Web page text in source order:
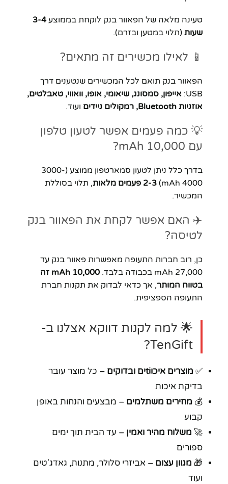
טעינה מלאה של הפאוור בנק לוקחת בממוצע3-4
שעות (תלוי במטען ובזרם).
📱 לאילו מכשירים זה מתאים?
הפאוור בנק תואם לכל המכשירים שנטענים דרך
USB: אייפון, סמסונג, שיאומי, אופו, וואווי, טאבלטים,
אוזניות Bluetooth, רמקולים ניידים
ועוד.
💡 כמה פעמים אפשר לטעון טלפון
עם 10,000 mAh?
בדרך כלל ניתן לטעון סמארטפון ממוצע (3000-
4000 mAh)
2-3 פעמים מלאות
, תלוי בסוללת
המכשיר.
✈️ האם אפשר לקחת את הפאוור בנק
לטיסה?
כן, רוב חברות התעופה מאפשרות פאוור בנק עד
27,000 mAh בכבודה בלבד.
10,000 mAh זה
בטווח המותר, אך כדאי לבדוק את תקנות חברת
התעופה הספציפית.
🌟 למה לקנות דווקא אצלנו ב-
TenGift?
✅ מוצרים איכוtiים ובדוקים
– כל מוצר עובר
בדיקת איכות
💰 מחירים משתלמים – מבצעים והנחות באופן
קבוע
🚀 משלוח מהיר ואמין – עד הבית תוך ימים
ספורים
🎁 מגוון עצום – אביזרי סלולר, מתנות, גאדג'טים
ועוד